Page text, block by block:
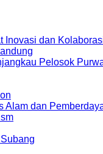
Inovasi dan
Pelosok
Alam dan